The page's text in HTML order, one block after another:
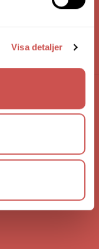
Visa detaljer